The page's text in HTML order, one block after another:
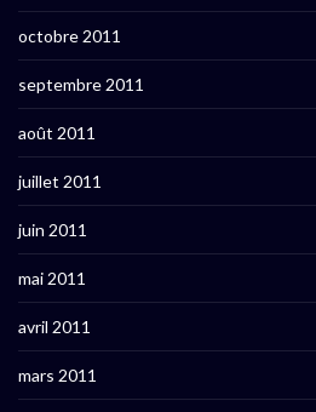
octobre 2011
septembre 2011
août 2011
juillet 2011
juin 2011
mai 2011
avril 2011
mars 2011